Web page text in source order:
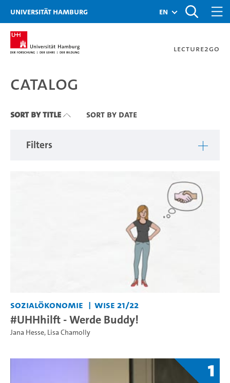
Zu den Filtern
Zur Metanavigation
Zur Hauptnavigation
Zur Suche
Zum Inhalt
Zum Seitenfuss
Universität Hamburg en
Lecture2Go
Catalog
Catalog
Sort By Title Sort By Date
Filters
Sozialökonomie WiSe 21/22
#UHHhilft - Werde Buddy!
Jana Hesse, Lisa Chamolly
1